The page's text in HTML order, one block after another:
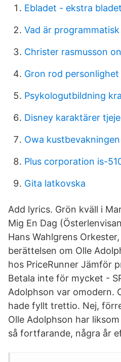
Ebladet - ekstra bladet
Vad är
Christer rasmusson
Gron rod personlighet
Psykologutbildning
Disney karaktärer
Owa
Plus corporation is-
Gita latkovska
Add lyrics. Grön kväll i
Mig En Dag
Hans Wahlgrens
berättelsen om Olle
hos PriceRunner Jämför
Betala inte för mycket -
Adolphson var omodern.
hade fyllt trettio. Nej,
Olle Adolphson har
så fortfarande, några år